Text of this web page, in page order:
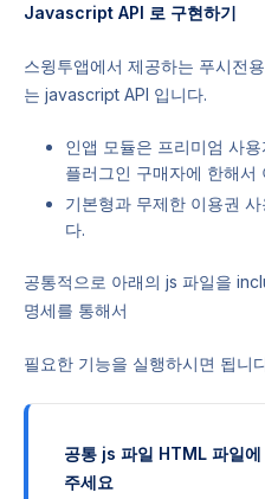
Javascript API 로 구현하기
스윙투앱에서 제공하는 푸시전
는 javascript API 입니다.
인앱 모듈은 프리미엄 사
플러그인 구매자에 한해서
기본형과 무제한 이용권
다.
공통적으로 아래의 js 파일을
명세를 통해서
필요한 기능을 실행하시면 됩니
공통 js 파일 HTML 파일
주세요